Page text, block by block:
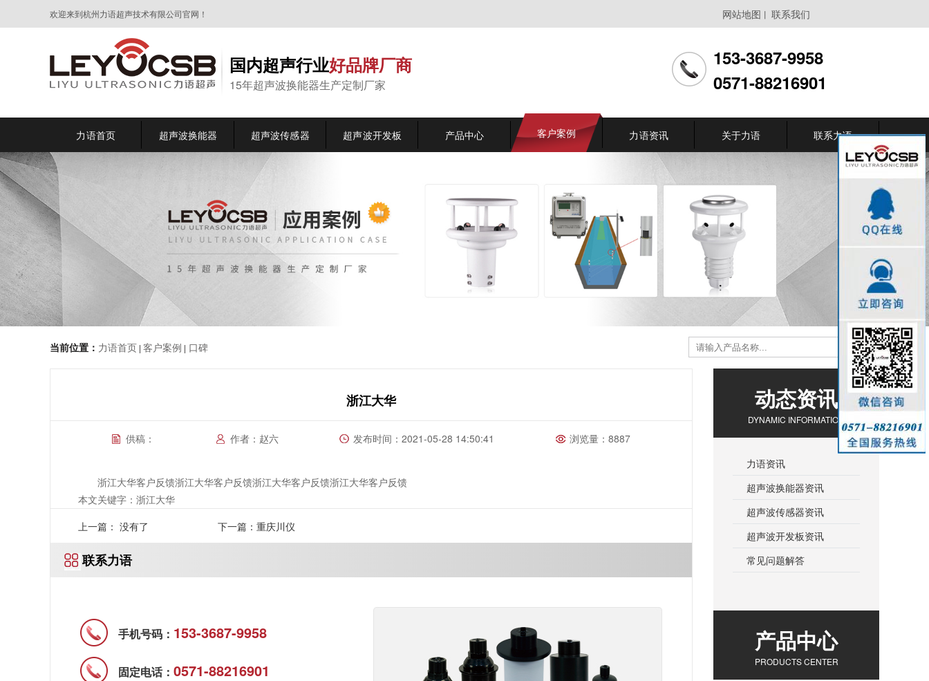
网站地图 丨 联系我们
欢迎来到杭州力语超声技术有限公司官网！
国内超声行业好品牌厂商
15年超声波换能器生产定制厂家
153-3687-9958
0571-88216901
力语首页 超声波换能器 超声波传感器 超声波开发板 产品中心 客户案例 力语资讯 关于力语 联系力语
当前位置： 力语首页 | 客户案例 | 口碑
浙江大华
供稿： 作者：赵六 发布时间：2021-05-28 14:50:41 浏览量：8887
浙江大华客户反馈浙江大华客户反馈浙江大华客户反馈浙江大华客户反馈
本文关键字：浙江大华
上一篇： 没有了
下一篇：重庆川仪
联系力语
手机号码： 153-3687-9958
固定电话：0571-88216901
动态资讯
DYNAMIC INFORMATION
力语资讯
超声波换能器资讯
超声波传感器资讯
超声波开发板资讯
常见问题解答
产品中心
PRODUCTS CENTER